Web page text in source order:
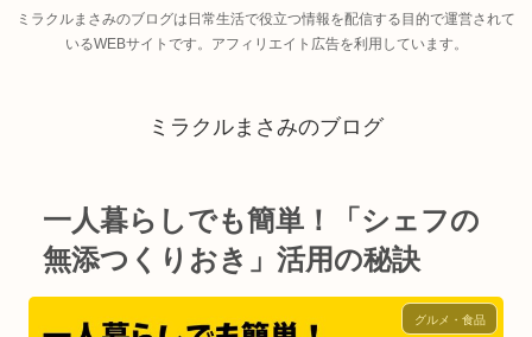
ミラクルまさみのブログは日常生活で役立つ情報を配信する目的で運営されて
いるWEBサイトです。アフィリエイト広告を利用しています。
ミラクルまさみのブログ
一人暮らしでも簡単！「シェフの
無添つくりおき」活用の秘訣
グルメ・食品